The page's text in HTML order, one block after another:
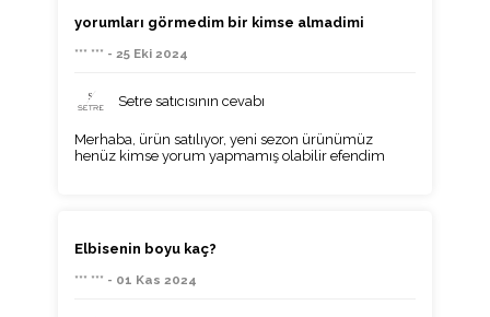
yorumları görmedim bir kimse almadimi
*** *** - 25 Eki 2024
Setre satıcısının cevabı
Merhaba, ürün satılıyor, yeni sezon ürünümüz
henüz kimse yorum yapmamış olabilir efendim
Elbisenin boyu kaç?
*** *** - 01 Kas 2024